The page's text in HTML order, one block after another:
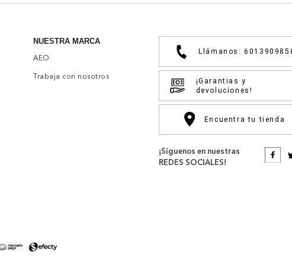
NUESTRA MARCA
AEO
Trabaja con nosotros
Llámanos:
¡Garantias y
devoluciones!
Encuentra tu tienda
¡Síguenos en nuestras
REDES SOCIALES!